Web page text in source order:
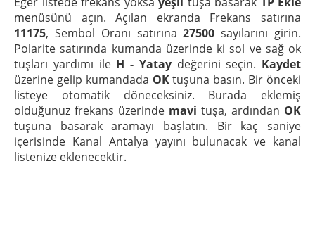
menüsünü açın. Açılan ekranda Frekans satırına
11175, Sembol Oranı satırına27500 sayılarını girin.
Polarite satırında kumanda üzerinde ki sol ve sağ ok
tuşları yardımı ile H - Yataydeğerini seçin. Kaydet
üzerine gelip kumandada OKtuşuna basın. Bir önceki
listeye otomatik döneceksiniz. Burada eklemiş
olduğunuz frekans üzerinde mavi tuşa, ardından OK
tuşuna basarak aramayı başlatın. Bir kaç saniye
içerisinde Kanal Antalya yayını bulunacak ve kanal
listenize eklenecektir.